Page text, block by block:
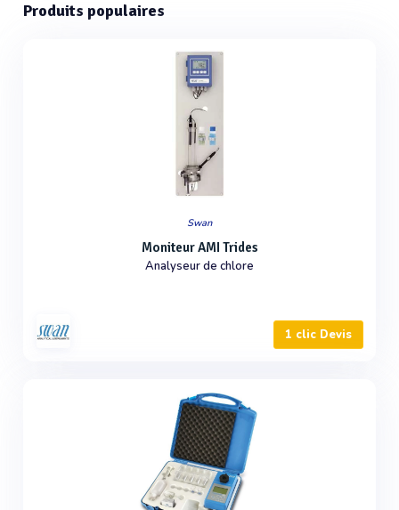
Produits populaires
Swan
Moniteur AMI Trides
Analyseur de chlore
1 clic Devis